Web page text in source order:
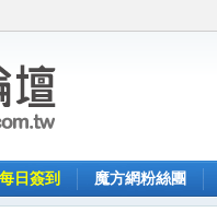
每日簽到 魔方網粉絲團